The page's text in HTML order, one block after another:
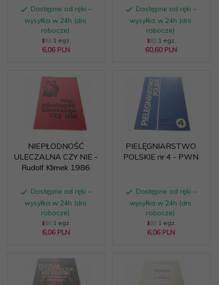
Dostępne od ręki –
wysyłka w 24h (dni
robocze)
1 egz.
6,06 PLN
Dostępne od ręki –
wysyłka w 24h (dni
robocze)
1 egz.
60,60 PLN
NIEPŁODNOŚĆ
ULECZALNA CZY NIE -
Rudolf Klimek 1986
Dostępne od ręki –
wysyłka w 24h (dni
robocze)
1 egz.
6,06 PLN
PIELĘGNIARSTWO
POLSKIE nr 4 - PWN
Dostępne od ręki –
wysyłka w 24h (dni
robocze)
1 egz.
6,06 PLN